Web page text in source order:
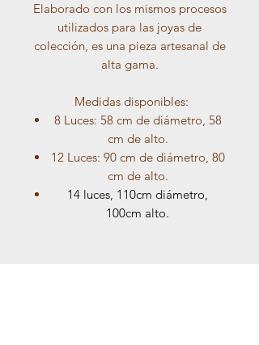
Elaborado con los mismos procesos
utilizados para las joyas de
colección, es una pieza artesanal de
alta gama.
Medidas disponibles:
8 Luces: 58 cm de diámetro, 58
cm de alto.
12 Luces: 90 cm de diámetro, 80
cm de alto.
14 luces, 110cm diámetro,
100cm alto.